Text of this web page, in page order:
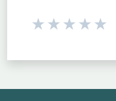
Seleziona una